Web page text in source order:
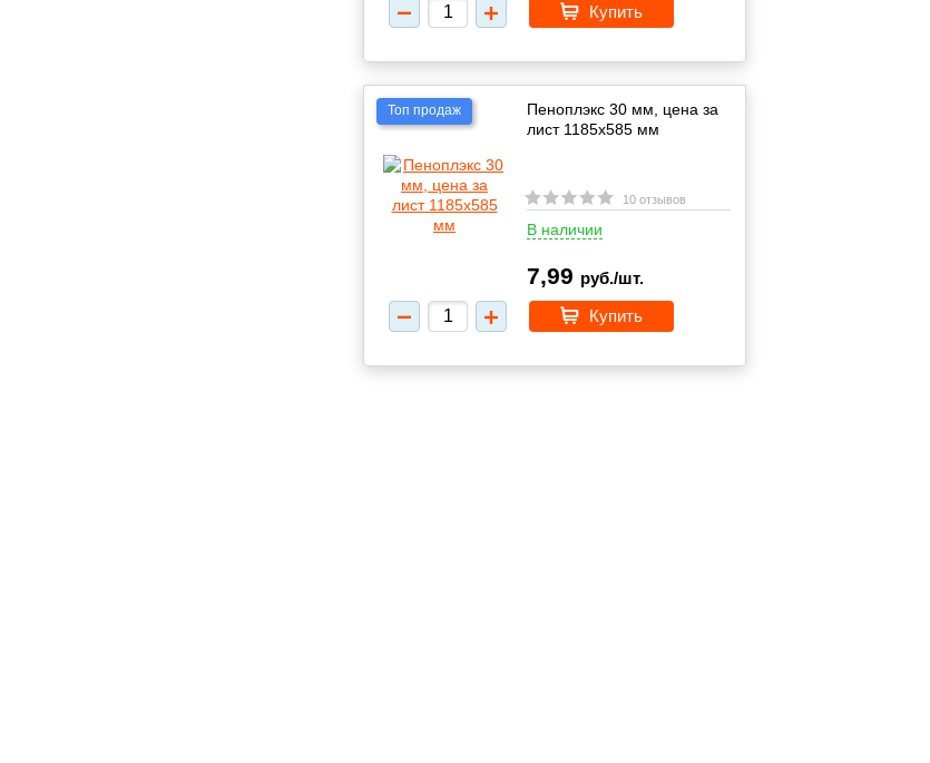
Купить
Топ продаж
Пеноплэкс 30 мм, цена за
лист 1185х585 мм
10 отзывов
В наличии
7,99 руб./шт.
Купить